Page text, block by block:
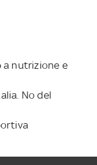
a nutrizione e
No del